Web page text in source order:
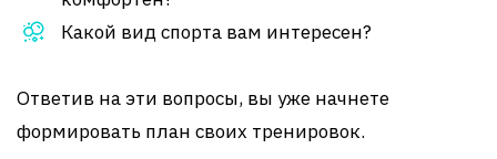
Какой вид спорта вам интересен?
Ответив на эти вопросы, вы уже начнете
формировать план своих тренировок.